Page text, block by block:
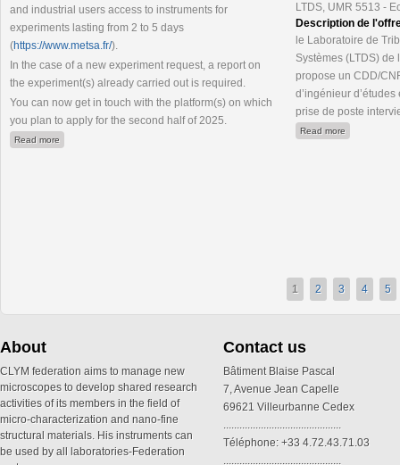
and industrial users access to instruments for
experiments lasting from 2 to 5 days
(https://www.metsa.fr/).
In the case of a new experiment request, a report on
the experiment(s) already carried out is required.
You can now get in touch with the platform(s) on which
you plan to apply for the second half of 2025.
Read more
LTDS, UMR 5513 -
Description de
le Laboratoire de
Systèmes (LTDS) de
propose un CDD/
d’ingénieur
prise de poste
Read more
1 2 3 4 5
About
CLYM federation aims to manage new
microscopes to develop shared research
activities of its members in the field of
micro-characterization and nano-fine
structural materials. His instruments can
be used by all laboratories-Federation
Contact us
Bâtiment Blaise Pascal
7, Avenue Jean Capelle
69621 Villeurbanne Cedex
............................................
Téléphone: +33 4.72.43.71.03
............................................